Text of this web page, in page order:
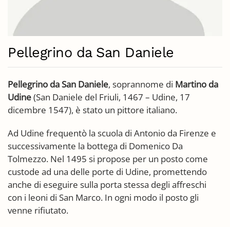
Pellegrino da San Daniele
Pellegrino da San Daniele, soprannome di Martino da
Udine(San Daniele del Friuli, 1467 – Udine, 17
dicembre 1547), è stato un pittore italiano.
Ad Udine frequentò la scuola di Antonio da Firenze e
successivamente la bottega di Domenico Da
Tolmezzo. Nel 1495 si propose per un posto come
custode ad una delle porte di Udine, promettendo
anche di eseguire sulla porta stessa degli affreschi
con i leoni di San Marco. In ogni modo il posto gli
venne rifiutato.